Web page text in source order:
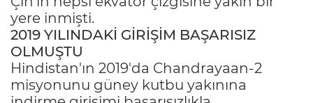
yere inmişti.
2019 YILINDAKİ GİRİŞİM BAŞARISIZ
OLMUŞTU
Hindistan'ın 2019'da Chandrayaan-2
misyonunu güney kutbu yakınına